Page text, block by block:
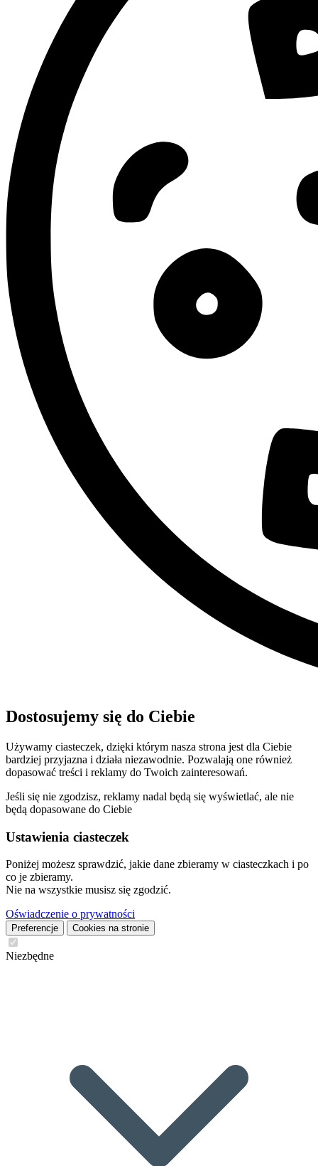
Dostosujemy się do Ciebie
Używamy ciasteczek, dzięki którym nasza strona jest dla Ciebie
bardziej przyjazna i działa niezawodnie. Pozwalają one również
dopasować treści i reklamy do Twoich zainteresowań.
Jeśli się nie zgodzisz, reklamy nadal będą się wyświetlać, ale nie
będą dopasowane do Ciebie
Ustawienia ciasteczek
Poniżej możesz sprawdzić, jakie dane zbieramy w ciasteczkach i po
co je zbieramy.
Nie na wszystkie musisz się zgodzić.
Oświadczenie o prywatności
Preferencje Cookies na stronie
Niezbędne